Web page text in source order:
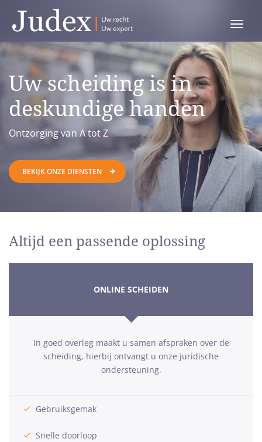
Toggle
Uw scheiding is in
deskundige handen
Ontzorging van A tot Z
BEKIJK ONZE DIENSTEN
Altijd een passende oplossing
ONLINE SCHEIDEN
In goed overleg maakt u samen afspraken over de
scheiding, hierbij ontvangt u onze juridische
ondersteuning.
Gebruiksgemak
Snelle doorloop